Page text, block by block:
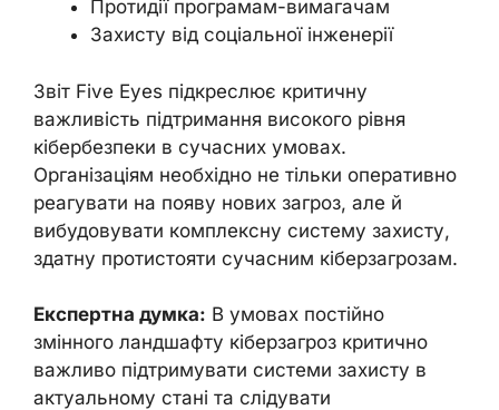
Протидії програмам-вимагачам
Захисту від соціальної інженерії
Звіт Five Eyes підкреслює критичну
важливість підтримання високого рівня
кібербезпеки в сучасних умовах.
Організаціям необхідно не тільки оперативно
реагувати на появу нових загроз, але й
вибудовувати комплексну систему захисту,
здатну протистояти сучасним кіберзагрозам.
Експертна думка: В умовах постійно
змінного ландшафту кіберзагроз критично
важливо підтримувати системи захисту в
актуальному стані та слідувати